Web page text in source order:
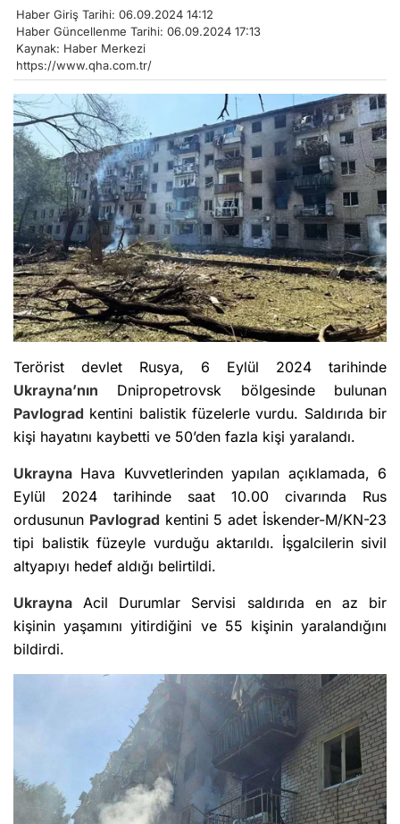
Haber Giriş Tarihi: 06.09.2024 14:12
Haber Güncellenme Tarihi: 06.09.2024 17:13
Kaynak: Haber Merkezi
https://www.qha.com.tr/
Terörist devlet Rusya, 6 Eylül 2024 tarihinde
Ukrayna’nın Dnipropetrovsk bölgesinde bulunan
Pavlograd kentini balistik füzelerle vurdu. Saldırıda bir
kişi hayatını kaybetti ve 50’den fazla kişi yaralandı.
Ukrayna Hava Kuvvetlerinden yapılan açıklamada, 6
Eylül 2024 tarihinde saat 10.00 civarında Rus
ordusunun Pavlograd kentini 5 adet İskender-M/KN-23
tipi balistik füzeyle vurduğu aktarıldı. İşgalcilerin sivil
altyapıyı hedef aldığı belirtildi.
Ukrayna Acil Durumlar Servisi saldırıda en az bir
kişinin yaşamını yitirdiğini ve 55 kişinin yaralandığını
bildirdi.